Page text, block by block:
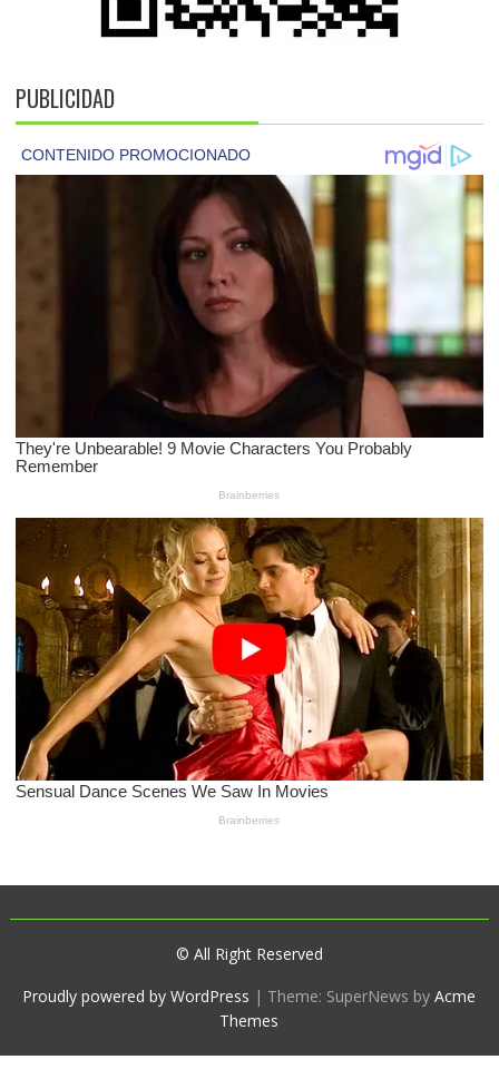
PUBLICIDAD
© All Right Reserved
Proudly powered by WordPress | Theme: SuperNews byAcme
Themes